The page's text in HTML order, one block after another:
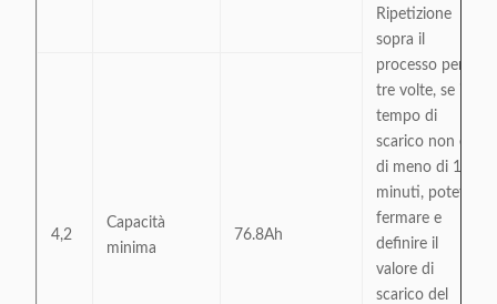
Ripetizione
sopra il
processo per
tre volte, se il
tempo di
scarico non è
di meno di 120
minuti, potete
fermare e
definire il
valore di
scarico del
4,2
Capacità
minima
76.8Ah